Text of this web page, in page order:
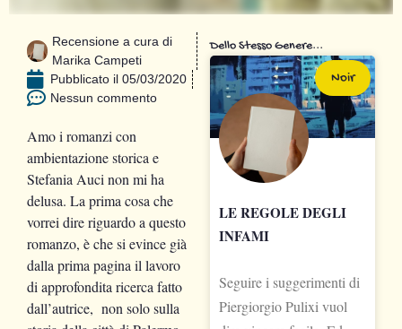
Recensione a cura di
Marika Campeti
Pubblicato il 05/03/2020
Nessun commento
Amo i romanzi con
ambientazione storica e
Stefania Auci non mi ha
delusa. La prima cosa che
vorrei dire riguardo a questo
romanzo, è che si evince già
dalla prima pagina il lavoro
di approfondita ricerca fatto
dall’autrice, non solo sulla
Dello Stesso Genere...
Noir
LE REGOLE DEGLI
INFAMI
Seguire i suggerimenti di
Piergiorgio Pulixi vuol